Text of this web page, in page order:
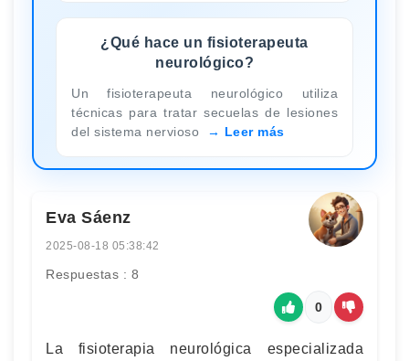
¿Qué hace un fisioterapeuta
neurológico?
Un fisioterapeuta neurológico utiliza
técnicas para tratar secuelas de lesiones
del sistema nervioso
Leer más
Eva Sáenz
2025-08-18 05:38:42
Respuestas : 8
0
La fisioterapia neurológica especializada